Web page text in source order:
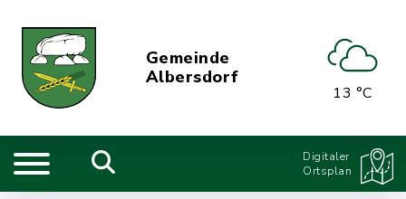
Gemeinde
Albersdorf
13 °C
Digitaler
Ortsplan